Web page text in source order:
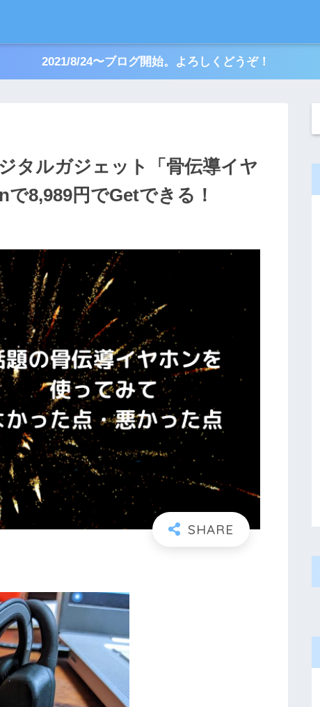
2021/8/24〜ブログ開始。よろしくどうぞ！
タルガジェット「骨伝導イヤ
8,989円でGetできる！